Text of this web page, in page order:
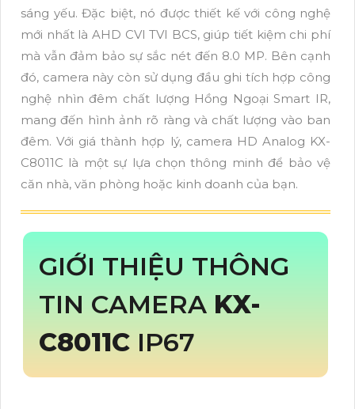
sáng yếu. Đặc biệt, nó được thiết kế với công nghệ
mới nhất là AHD CVI TVI BCS, giúp tiết kiệm chi phí
mà vẫn đảm bảo sự sắc nét đến 8.0 MP. Bên cạnh
đó, camera này còn sử dụng đầu ghi tích hợp công
nghệ nhìn đêm chất lượng Hồng Ngoại Smart IR,
mang đến hình ảnh rõ ràng và chất lượng vào ban
đêm. Với giá thành hợp lý, camera HD Analog KX-
C8011C là một sự lựa chọn thông minh để bảo vệ
căn nhà, văn phòng hoặc kinh doanh của bạn.
GIỚI THIỆU THÔNG
TIN CAMERA KX-
C8011C IP67